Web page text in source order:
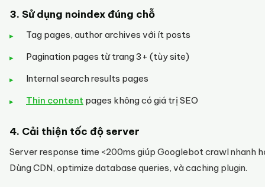
3. Sử dụng noindex đúng chỗ
Tag pages, author archives với ít posts
Pagination pages từ trang 3+ (tùy site)
Internal search results pages
Thin content pages không có giá trị SEO
4. Cải thiện tốc độ server
Server response time <200ms giúp Googlebot crawl nhanh
Dùng CDN, optimize database queries, và caching plugin.